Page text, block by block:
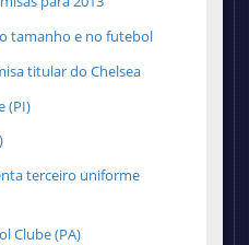
tamanho e no futebol
titular do Chelsea
(PI)
terceiro uniforme
Clube (PA)